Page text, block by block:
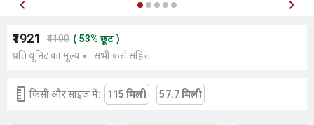
₹1921 ₹4100 ( 53% छूट )
प्रति यूनिट का मूल्य
सभी करों सहित
किसी और साइज में: 115 मिली 57.7 मिली